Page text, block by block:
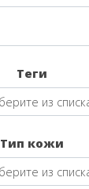
Теги
Тип кожи